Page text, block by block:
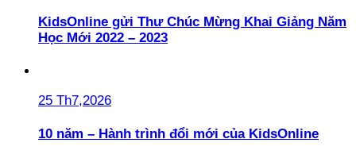
KidsOnline gửi Thư Chúc Mừng Khai Giảng Năm
Học Mới 2022 – 2023
25 Th7,2026
10 năm – Hành trình đổi mới của KidsOnline